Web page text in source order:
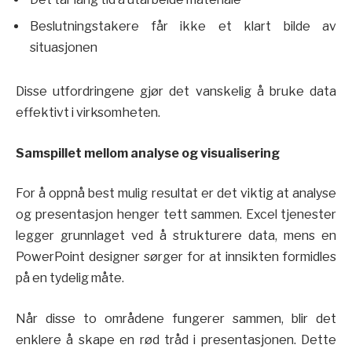
Beslutningstakere får ikke et klart bilde av
situasjonen
Disse utfordringene gjør det vanskelig å bruke data
effektivt i virksomheten.
Samspillet mellom analyse og visualisering
For å oppnå best mulig resultat er det viktig at analyse
og presentasjon henger tett sammen. Excel tjenester
legger grunnlaget ved å strukturere data, mens en
PowerPoint designer sørger for at innsikten formidles
på en tydelig måte.
Når disse to områdene fungerer sammen, blir det
enklere å skape en rød tråd i presentasjonen. Dette